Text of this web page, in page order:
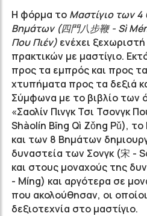
Η φόρμα το Μαστίγιο των
Bημάτων (四門八步鞭 - Sì
Που Πιέν) ενέχει
πρακτικών με μαστίγιο.
προς τα εμπρός και προς
χτυπήματα προς τα δεξιά
Σύμφωνα με το βιβλίο των
«Σαολίν Πινγκ Τσι Τσονγκ
Shàolín Bīng Qì Zǒng Pǔ),
και των 8 Βημάτων
δυναστεία των Σονγκ (宋 -
και στους μοναχούς της
- Míng) και αργότερα σε
που ακολούθησαν, οι
δεξιοτεχνία στο μαστίγιο.